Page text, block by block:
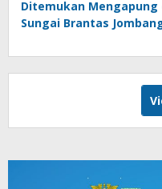
Ditemukan Mengapung
Sungai Brantas